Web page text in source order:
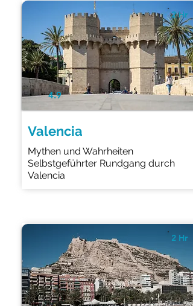
4.9
Valencia
Mythen und Wahrheiten
Selbstgeführter Rundgang durch
Valencia
2 Hr
2 Hr